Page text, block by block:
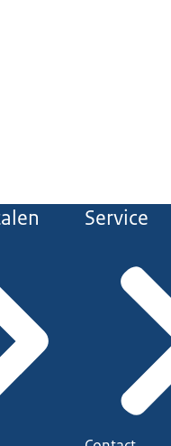
Service